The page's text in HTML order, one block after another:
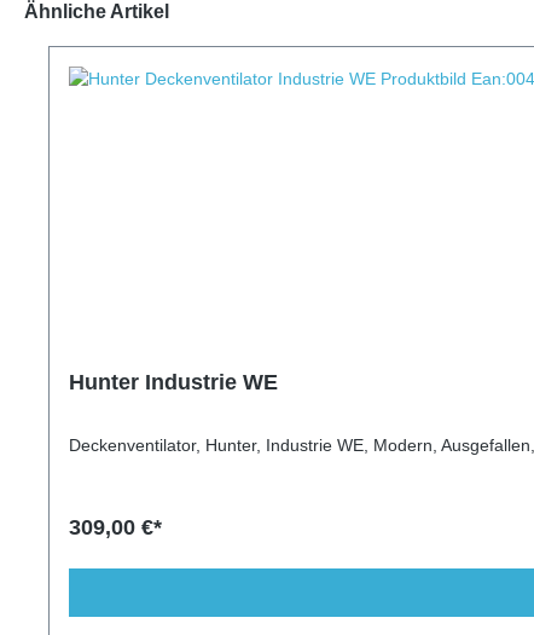
Ähnliche Artikel
Hunter Industrie WE
Deckenventilator, Hunter, Industrie WE, Modern,
309,00 €*